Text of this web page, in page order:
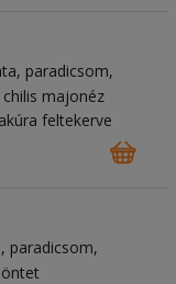
paradicsom
chilis majonéz
feltekerve
paradicsom